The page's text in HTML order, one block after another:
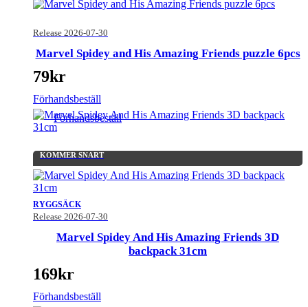
Release 2026-07-30
Marvel Spidey and His Amazing Friends puzzle 6pcs
79kr
Förhandsbeställ
KOMMER SNART
RYGGSÄCK
Release 2026-07-30
Förhandsbeställ
Marvel Spidey And His Amazing Friends 3D
backpack 31cm
169kr
Förhandsbeställ